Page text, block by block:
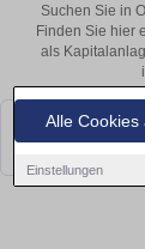
Alle Cookies
Einstellungen
Suchen Sie in
Finden Sie hier
als
Leider konnten
bald wieder